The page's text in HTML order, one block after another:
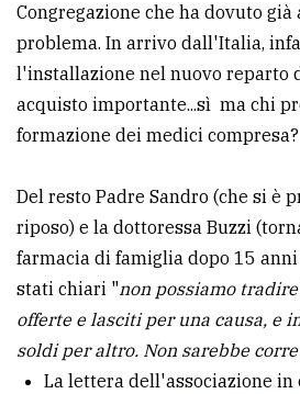
Congregazione che ha dovuto
problema. In arrivo dall'Italia,
l'installazione nel nuovo reparto
acquisto importante...sì ma chi
formazione dei medici compresa?
Del resto Padre Sandro (che si è
riposo) e la dottoressa Buzzi
farmacia di famiglia dopo 15
stati chiari "non possiamo
offerte e lasciti per una causa, e
soldi per altro. Non sarebbe
La lettera dell'associazione in